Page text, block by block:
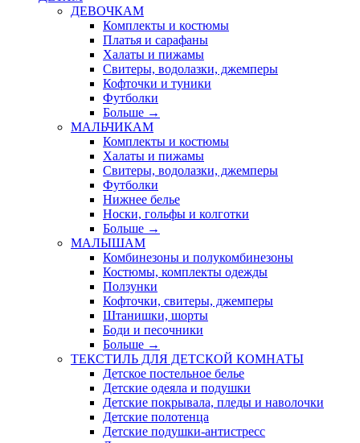
ДЕВОЧКАМ
Комплекты и костюмы
Платья и сарафаны
Халаты и пижамы
Свитеры, водолазки, джемперы
Кофточки и туники
Футболки
Больше →
МАЛЬЧИКАМ
Комплекты и костюмы
Халаты и пижамы
Свитеры, водолазки, джемперы
Футболки
Нижнее белье
Носки, гольфы и колготки
Больше →
МАЛЫШАМ
Комбинезоны и полукомбинезоны
Костюмы, комплекты одежды
Ползунки
Кофточки, свитеры, джемперы
Штанишки, шорты
Боди и песочники
Больше →
ТЕКСТИЛЬ ДЛЯ ДЕТСКОЙ КОМНАТЫ
Детское постельное белье
Детские одеяла и подушки
Детские покрывала, пледы и наволочки
Детские полотенца
Детские подушки-антистресс